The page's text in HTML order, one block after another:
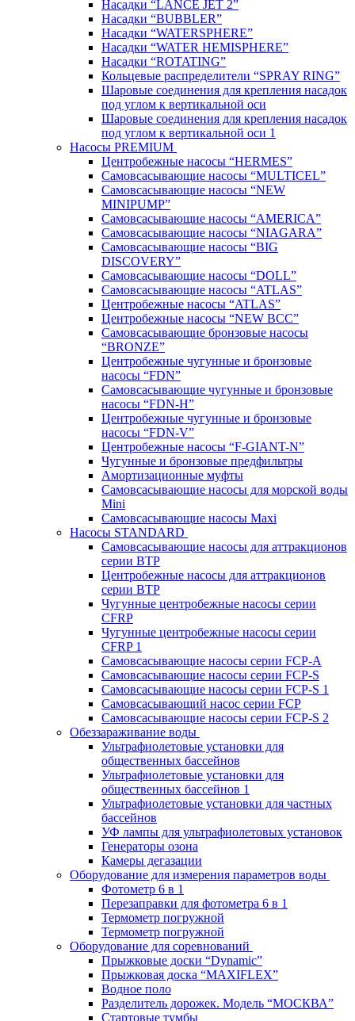
Насадки “LANCE JET 2”
Насадки “BUBBLER”
Насадки “WATERSPHERE”
Насадки “WATER HEMISPHERE”
Насадки “ROTATING”
Кольцевые распределители “SPRAY RING”
Шаровые соединения для крепления насадок
под углом к вертикальной оси
Шаровые соединения для крепления насадок
под углом к вертикальной оси 1
Насосы PREMIUM
Центробежные насосы “HERMES”
Самовсасывающие насосы “MULTICEL”
Самовсасывающие насосы “NEW
MINIPUMP”
Самовсасывающие насосы “AMERICA”
Самовсасывающие насосы “NIAGARA”
Самовсасывающие насосы “BIG
DISCOVERY”
Самовсасывающие насосы “DOLL”
Самовсасывающие насосы “ATLAS”
Центробежные насосы “ATLAS”
Центробежные насосы “NEW BCC”
Самовсасывающие бронзовые насосы
“BRONZE”
Центробежные чугунные и бронзовые
насосы “FDN”
Самовсасывающие чугунные и бронзовые
насосы “FDN-Н”
Центробежные чугунные и бронзовые
насосы “FDN-V”
Центробежные насосы “F-GIANT-N”
Чугунные и бронзовые предфильтры
Амортизационные муфты
Самовсасывающие насосы для морской воды
Mini
Самовсасывающие насосы Maxi
Насосы STANDARD
Самовсасывающие насосы для аттракционов
серии BTP
Центробежные насосы для аттракционов
серии BTP
Чугунные центробежные насосы серии
CFRP
Чугунные центробежные насосы серии
CFRP 1
Самовсасывающие насосы серии FCP-A
Самовсасывающие насосы серии FCP-S
Самовсасывающие насосы серии FCP-S 1
Самовсасывающий насос серии FCP
Самовсасывающие насосы серии FCP-S 2
Обеззараживание воды
Ультрафиолетовые установки для
общественных бассейнов
Ультрафиолетовые установки для
общественных бассейнов 1
Ультрафиолетовые установки для частных
бассейнов
УФ лампы для ультрафиолетовых установок
Генераторы озона
Камеры дегазации
Оборудование для измерения параметров воды
Фотометр 6 в 1
Перезаправки для фотометра 6 в 1
Термометр погружной
Термометр погружной
Оборудование для соревнований
Прыжковые доски “Dynamic”
Прыжковая доска “MAXIFLEX”
Водное поло
Разделитель дорожек. Модель “МОСКВА”
Стартовые тумбы